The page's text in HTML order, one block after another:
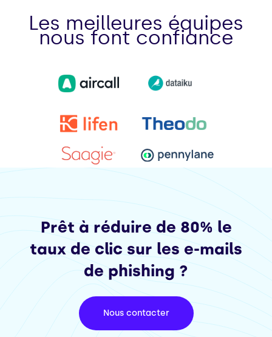
Les meilleures équipes
nous font confiance
Prêt à réduire de 80% le
taux de clic sur les e-mails
de phishing ?
Nous contacter